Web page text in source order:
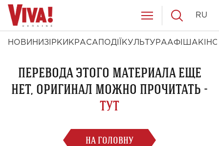
НОВИНИ ЗІРКИ КРАСА ПОДІЇ КУЛЬТУРААФІША КІНО
RU
ПЕРЕВОДА ЭТОГО МАТЕРИАЛА ЕЩЕ
НЕТ, ОРИГИНАЛ МОЖНО ПРОЧИТАТЬ -
ТУТ
НА ГОЛОВНУ